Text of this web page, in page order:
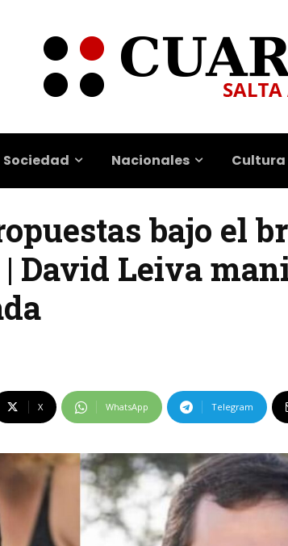
Sociedad Nacionales Cultura
bajo el
David Leiva
X WhatsApp Telegram